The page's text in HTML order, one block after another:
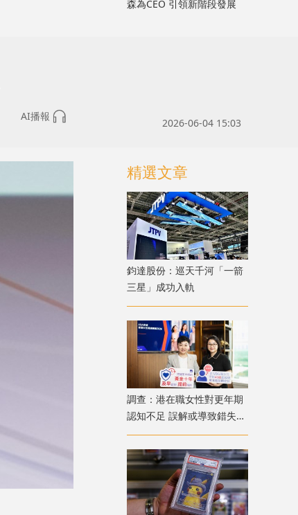
森為CEO 引領新階段發展
AI播報
2026-06-04 15:03
精選文章
鈞達股份：巡天千河「一箭
三星」成功入軌
調查：港在職女性對更年期
認知不足 誤解或導致錯失
「黃金預防期」